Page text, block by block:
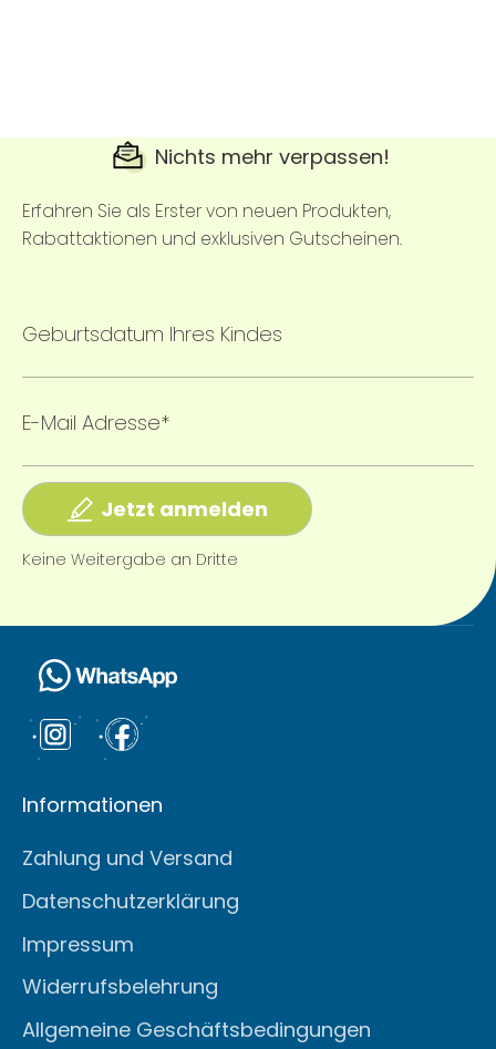
Nichts mehr verpassen!
Erfahren Sie als Erster von neuen Produkten,
Rabattaktionen und exklusiven Gutscheinen.
Geburtsdatum Ihres Kindes
E-Mail Adresse*
Jetzt anmelden
Keine Weitergabe an Dritte
Informationen
Zahlung und Versand
Datenschutzerklärung
Impressum
Widerrufsbelehrung
Allgemeine Geschäftsbedingungen